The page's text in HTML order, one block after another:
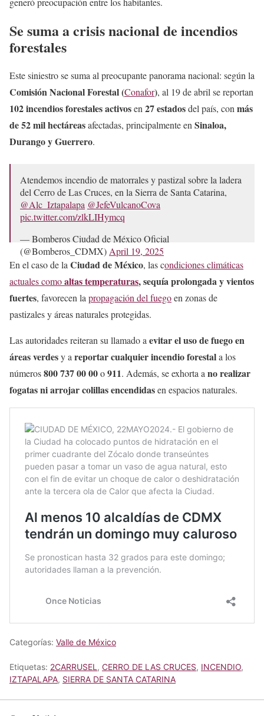
Se suma a crisis nacional de incendios
forestales
Este siniestro se suma al preocupante panorama nacional: según la
Comisión Nacional Forestal (Conafor), al 19 de abril se reportan
102 incendios forestales activosen 27 estadosdel país, con más
de 52 mil hectáreasafectadas, principalmente en Sinaloa,
Durango y Guerrero.
Atendemos incendio de matorrales y pastizal sobre la ladera
del Cerro de Las Cruces, en la Sierra de Santa Catarina,
@Alc_Iztapalapa @JefeVulcanoCova
pic.twitter.com/zlkLIHymcq
— Bomberos Ciudad de México Oficial
(@Bomberos_CDMX) April 19, 2025
En el caso de la Ciudad de México, las condiciones climáticas
actuales comoaltas temperaturas, sequía prolongada y vientos
fuertes, favorecen la propagación del fuegoen zonas de
pastizales y áreas naturales protegidas.
Las autoridades reiteran su llamado a evitar el uso de fuego en
áreas verdesy a reportar cualquier incendio forestala los
números800 737 00 00o911. Además, se exhorta a no realizar
fogatas ni arrojar colillas encendidasen espacios naturales.
Categorías: Valle de México
Etiquetas: 2CARRUSEL , CERRO DE LAS CRUCES, INCENDIO,
IZTAPALAPA, SIERRA DE SANTA CATARINA